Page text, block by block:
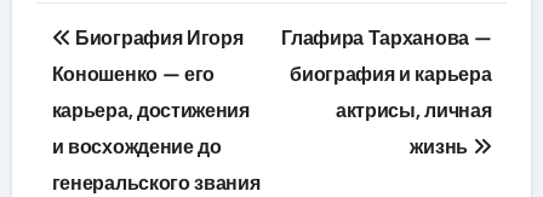
Навигация
по
записям
Биография Игоря
Коношенко — его
карьера, достижения
и восхождение до
генеральского звания
Глафира Тарханова —
биография и карьера
актрисы, личная
жизнь